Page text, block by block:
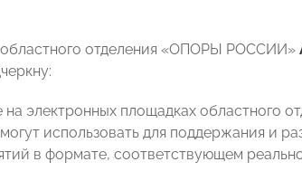
областного отделения «ОПОРЫ РОССИИ»
электронных площадках областного
использовать для поддержания и
в формате, соответствующем